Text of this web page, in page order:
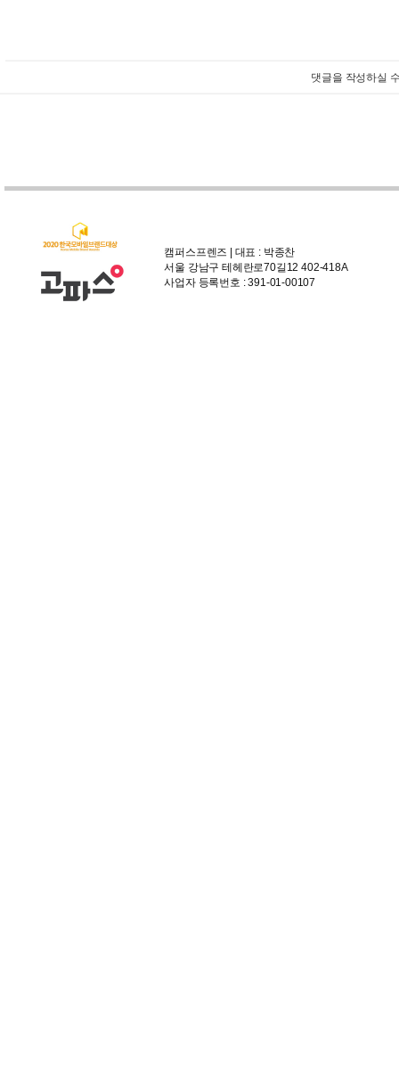
댓글을 작성하실
캠퍼스프렌즈 | 대표 : 박종찬
서울 강남구 테헤란로70길12 402-418A
사업자 등록번호 : 391-01-00107